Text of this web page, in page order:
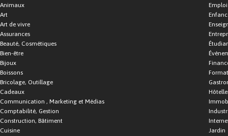
Animaux
Art
Art de vivre
Assurances
Beauté, Cosmétiques
Bien-être
Bijoux
Boissons
Bricolage, Outillage
Cadeaux
Communication , Marketing et Médias
Comptabilité, Gestion
Construction, Bâtiment
Cuisine
Emploi
Jardin